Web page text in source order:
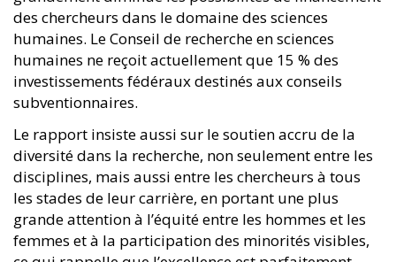
des chercheurs dans le domaine des sciences
humaines. Le Conseil de recherche en sciences
humaines ne reçoit actuellement que 15 % des
investissements fédéraux destinés aux conseils
subventionnaires.
Le rapport insiste aussi sur le soutien accru de la
diversité dans la recherche, non seulement entre les
disciplines, mais aussi entre les chercheurs à tous
les stades de leur carrière, en portant une plus
grande attention à l’équité entre les hommes et les
femmes et à la participation des minorités visibles,